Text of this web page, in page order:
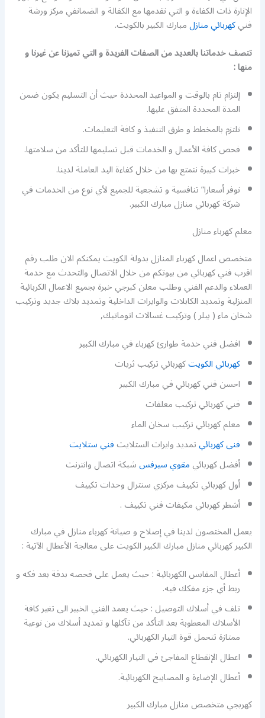
الإنارة ذات الكفاءة و التي نقدمها مع الكفالة و الضمانفي مركز ورشة
فنيكهربائي منازلمبارك الكبير بالكويت.
تتصف خدماتنا بالعديد من الصفات الفريدة و التي تميزنا عن غيرنا و
منها :
إلتزام تام بالوقت و المواعيد المحددة حيث أن التسليم يكون ضمن
المدة المحددة المتفق عليها.
نلتزم بالمخطط و طرق التنفيذ و كافة التعليمات.
فحص كافة الأعمال و الخدمات قبل تسليمها للتأكد من سلامتها.
خبرات كبيرة نتمتع بها من خلال كفاءة اليد العاملة لدينا.
نوفر أسعارا” تنافسية و تشجعية للجميع لأي نوع من الخدمات في
شركة كهربائي منازل مبارك الكبير.
معلم كهرباء منازل
متخصص اعمال كهرباء المنازل بدولة الكويت يمكنكم الان طلب رقم
اقرب فني كهربائي من بيوتكم من خلال الاتصال والتحدث مع خدمة
العملاء والدعم الفني وطلب معلن كبرجي خبرة بجميع الاعمال الكربائية
المنزلية وتمديد الكابلات والوايرات الداخلية وتمديد بلاك جديد وتركيب
شخان ماء ( بيلر ) وتركيب غسالات اتوماتيك,
افضل فني خدمة طوارئ كهرباء في مبارك الكبير
كهربائي الكويتكهربائي تركيب ثريات
احسن فني كهربائي في مبارك الكبير
فني كهربائي تركيب معلقات
معلم كهربائي تركيب سخان الماء
فنى كهربائيتمديد وايرات الستلايتفني ستلايت
أفضل كهربائيمقوي سيرفسشبكة اتصال وانترنت
أول كهربائي تكييف مركزي سنترال وحدات تكييف
أشطر كهربائي مكيفات فني تكييف .
يعمل المختصون لدينا في إصلاح و صيانة كهرباء منازل في مبارك
الكبير كهربائي منازل مبارك الكبير الكويت على معالجة الأعطال الآتية :
أعطال المقابس الكهربائية : حيث يعمل على فحصه بدقة بعد فكه و
ربط أي جزء مفكك فيه.
تلف في أسلاك التوصيل : حيث يعمد الفني الخبير الى تغير كافة
الأسلاك المعطوبة بعد التأكد من تآكلها و تمديد أسلاك من نوعية
ممتازة تتحمل قوة التيار الكهربائي.
اعطال الإنقطاع المفاجئ في التيار الكهربائي.
أعطال الإضاءة و المصابيح الكهربائية.
كهربجي متخصص منازل مبارك الكبير